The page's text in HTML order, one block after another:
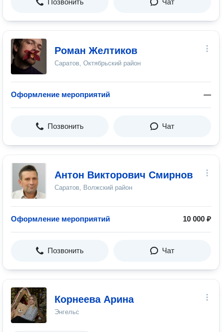
Позвонить Чат
Роман Желтиков
Саратов, Октябрьский район
Оформление мероприятий —
Позвонить Чат
Антон Викторович Смирнов
Саратов, Волжский район
Оформление мероприятий 10 000 ₽
Позвонить Чат
Корнеева Арина
Энгельс